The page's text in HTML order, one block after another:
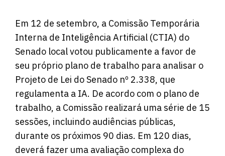
Em 12 de setembro, a Comissão Temporária
Interna de Inteligência Artificial (CTIA) do
Senado localvotou publicamente a favor de
seu próprio plano de trabalho para analisar o
Projeto de Lei do Senado nº 2.338, que
regulamenta a IA. De acordo com o plano de
trabalho, a Comissão realizará uma série de 15
sessões, incluindo audiências públicas,
durante os próximos 90 dias. Em 120 dias,
deverá fazer uma avaliação complexa do